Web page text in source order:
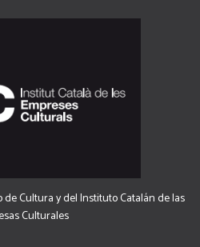
Cultura y del Instituto Catalán de las
Culturales